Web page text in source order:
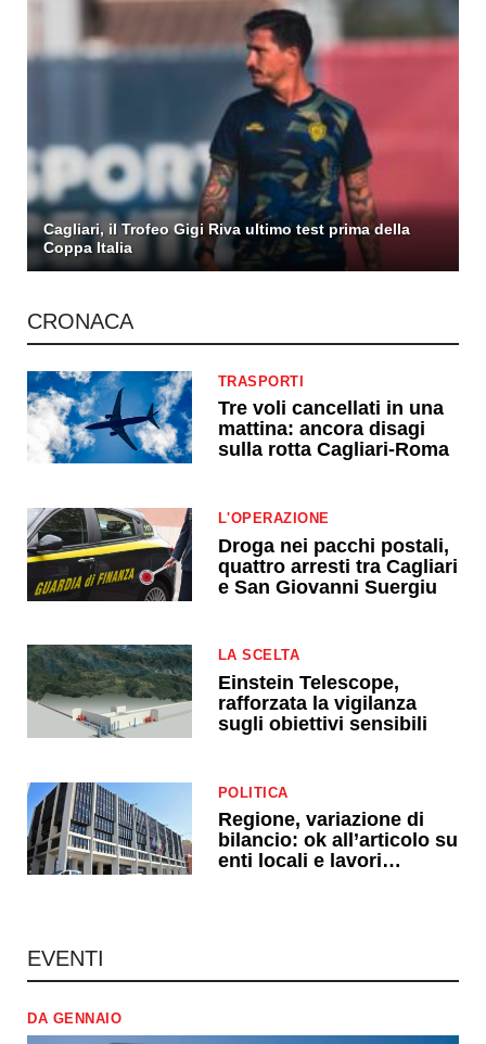
Cagliari, il Trofeo Gigi Riva ultimo test prima della
Coppa Italia
CRONACA
TRASPORTI
Tre voli cancellati in una
mattina: ancora disagi
sulla rotta Cagliari-Roma
L'OPERAZIONE
Droga nei pacchi postali,
quattro arresti tra Cagliari
e San Giovanni Suergiu
LA SCELTA
Einstein Telescope,
rafforzata la vigilanza
sugli obiettivi sensibili
POLITICA
Regione, variazione di
bilancio: ok all’articolo su
enti locali e lavori
EVENTI
DA GENNAIO